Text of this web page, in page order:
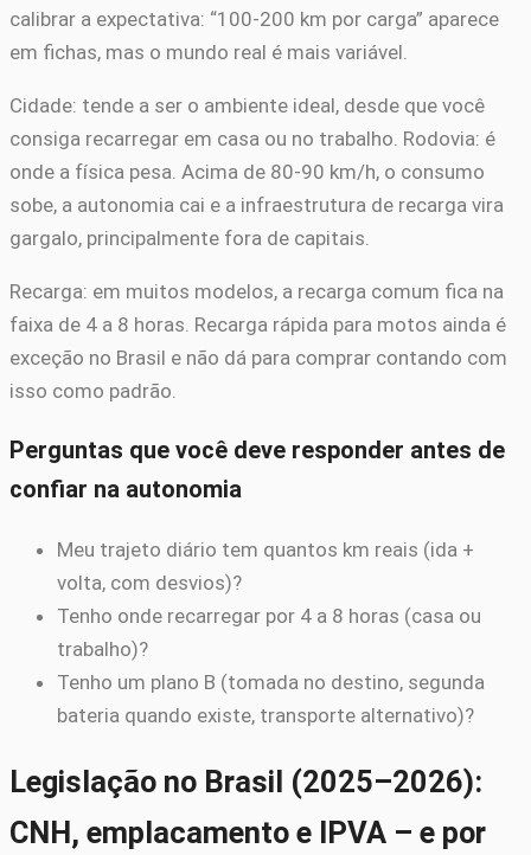
calibrar a expectativa: “100-200 km por carga” aparece
em fichas, mas o mundo real é mais variável.
Cidade: tende a ser o ambiente ideal, desde que você
consiga recarregar em casa ou no trabalho. Rodovia: é
onde a física pesa. Acima de 80-90 km/h, o consumo
sobe, a autonomia cai e a infraestrutura de recarga vira
gargalo, principalmente fora de capitais.
Recarga: em muitos modelos, a recarga comum fica na
faixa de 4 a 8 horas. Recarga rápida para motos ainda é
exceção no Brasil e não dá para comprar contando com
isso como padrão.
Perguntas que você deve responder antes de
confiar na autonomia
Meu trajeto diário tem quantos km reais (ida +
volta, com desvios)?
Tenho onde recarregar por 4 a 8 horas (casa ou
trabalho)?
Tenho um plano B (tomada no destino, segunda
bateria quando existe, transporte alternativo)?
Legislação no Brasil (2025–2026):
CNH, emplacamento e IPVA – e por